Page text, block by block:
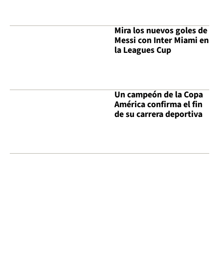
Mira los nuevos goles de
Messi con Inter Miami en
la Leagues Cup
Un campeón de la Copa
América confirma el fin
de su carrera deportiva